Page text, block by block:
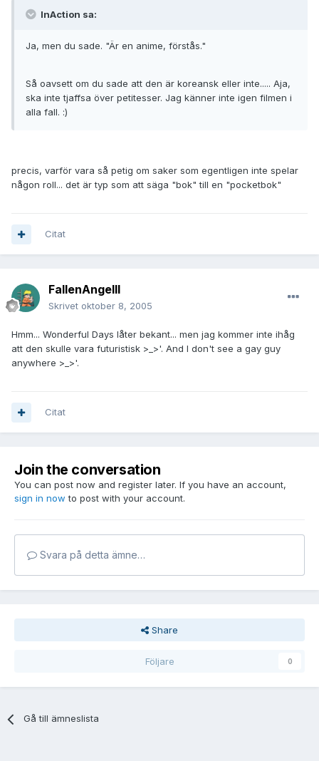
InAction sa:
Ja, men du sade. "Är en anime, förstås."
Så oavsett om du sade att den är koreansk eller inte..... Aja,
ska inte tjaffsa över petitesser. Jag känner inte igen filmen i
alla fall. :)
precis, varför vara så petig om saker som egentligen inte spelar
någon roll... det är typ som att säga "bok" till en "pocketbok"
Citat
FallenAngelII
Skrivet oktober 8, 2005
Hmm... Wonderful Days låter bekant... men jag kommer inte ihåg
att den skulle vara futuristisk >_>'. And I don't see a gay guy
anywhere >_>'.
Citat
Join the conversation
You can post now and register later. If you have an account,
sign in now to post with your account.
Svara på detta ämne…
Share
Följare 0
Gå till ämneslista